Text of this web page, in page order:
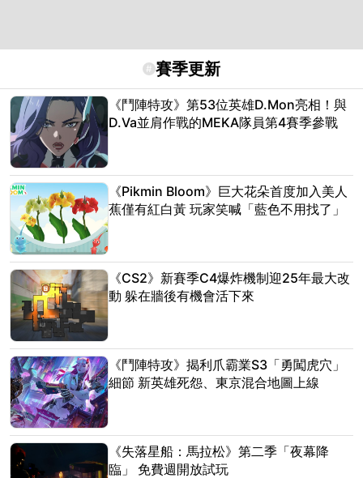
# 賽季更新
《鬥陣特攻》第53位英雄D.Mon亮相！與
D.Va並肩作戰的MEKA隊員第4賽季參戰
《Pikmin Bloom》巨大花朵首度加入美人
蕉僅有紅白黃 玩家笑喊「藍色不用找了」
《CS2》新賽季C4爆炸機制迎25年最大改
動 躲在牆後有機會活下來
《鬥陣特攻》揭利爪霸業S3「勇闖虎穴」
細節 新英雄死怨、東京混合地圖上線
《失落星船：馬拉松》第二季「夜幕降
臨」 免費週開放試玩